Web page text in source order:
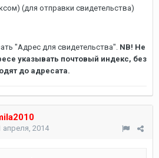
(для отправки свидетельства)
"Адрес для свидетельства". NB! Не
указывать почтовый индекс, без
до адресата.
апреля, 2014